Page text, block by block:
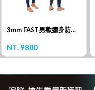
3mm FAST男款連身防寒衣
NT. 9800